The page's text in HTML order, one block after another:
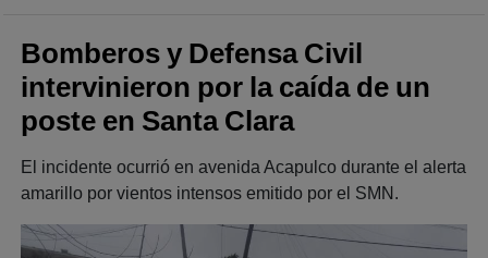
Bomberos y Defensa Civil
intervinieron por la caída de un
poste en Santa Clara
El incidente ocurrió en avenida Acapulco durante el alerta
amarillo por vientos intensos emitido por el SMN.